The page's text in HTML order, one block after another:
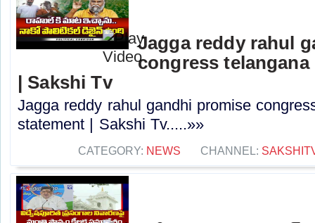
Jagga reddy rahul
congress
| Sakshi Tv
Jagga reddy rahul gandhi promise
statement | Sakshi Tv.....»»
CATEGORY: NEWS CHANNEL: